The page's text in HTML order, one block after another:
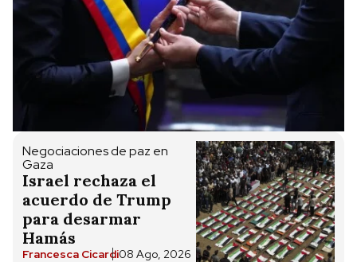
Negociaciones de paz en
Gaza
Israel rechaza el
acuerdo de Trump
para desarmar
Hamás
Francesca Cicardi08 Ago, 2026